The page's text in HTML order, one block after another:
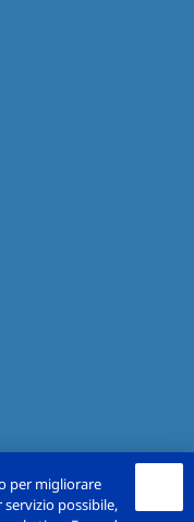
per migliorare
servizio possibile,